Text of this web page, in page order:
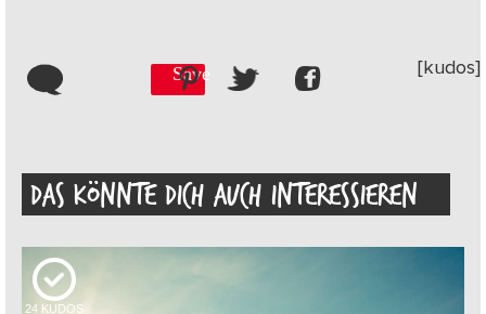
Save [kudos]
DAS KÖNNTE DICH AUCH INTERESSIEREN
24 KUDOS